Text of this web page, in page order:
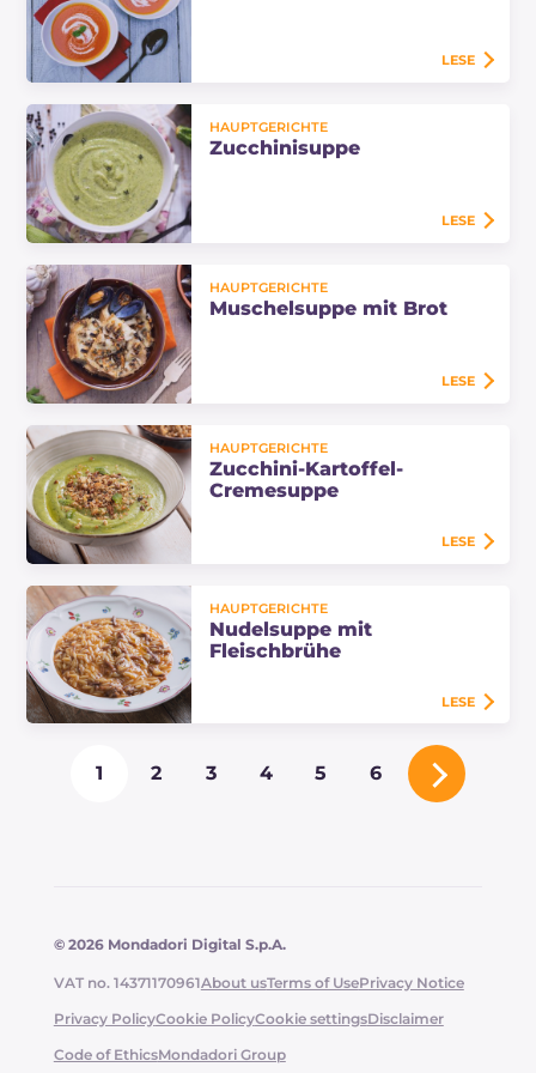
genau das Richtige, um ein frisches
Gericht auf den Tisch zu bringen:
LESE
HAUPTGERICHTE
Zucchinisuppe
Suppe, die sich perfekt für den
Frühling eignet, reich an Farbe und
LESE
HAUPTGERICHTE
Muschelsuppe mit Brot
maritime Variante des typischen
Resteverwertungsgerichts aus
altbackenem Brot. Entdecke, wie
LESE
HAUPTGERICHTE
Zucchini-Kartoffel-
Cremesuppe
ist ein cremiges und zartes
Hauptgericht, verfeinert mit
Mandeln und einem knusprigen,
LESE
HAUPTGERICHTE
Nudelsuppe mit
Fleischbrühe
Die Nudelsuppe mit Fleischbrühe
ist ein einfaches und beruhigendes
Rezept mit püriertem Gemüse und
LESE
1 2 3 4 5 6
© 2026 Mondadori Digital S.p.A.
VAT no. 14371170961About usTerms of UsePrivacy Notice
Privacy PolicyCookie PolicyCookie settingsDisclaimer
Code of EthicsMondadori Group